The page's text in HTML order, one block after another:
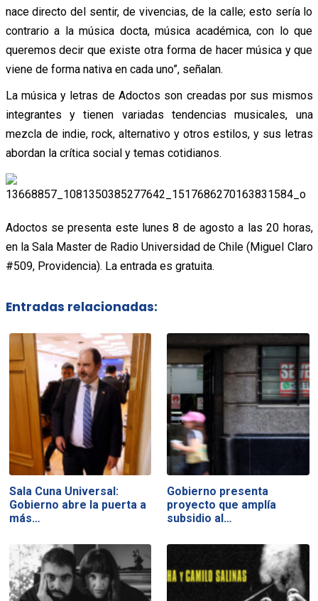
nace directo del sentir, de vivencias, de la calle; esto sería lo
contrario a la música docta, música académica, con lo que
queremos decir que existe otra forma de hacer música y que
viene de forma nativa en cada uno”, señalan.
La música y letras de Adoctos son creadas por sus mismos
integrantes y tienen variadas tendencias musicales, una
mezcla de indie, rock, alternativo y otros estilos, y sus letras
abordan la crítica social y temas cotidianos.
Adoctos se presenta este lunes 8 de agosto a las 20 horas,
en la Sala Master de Radio Universidad de Chile (Miguel Claro
#509, Providencia). La entrada es gratuita.
Entradas relacionadas:
Sala Cuna Universal:
Gobierno abre la puerta a
más…
Gobierno presenta
proyecto que amplía
subsidio al…